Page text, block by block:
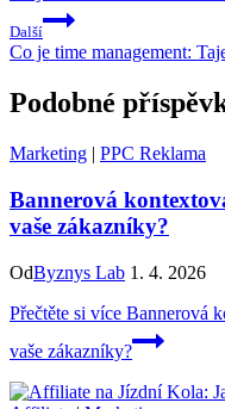
Další
Co je time management:
Podobné
Marketing | PPC Reklama
Bannerová
vaše zákazníky?
OdByznys Lab 1. 4. 2026
Přečtěte si více Bannerová
vaše zákazníky?